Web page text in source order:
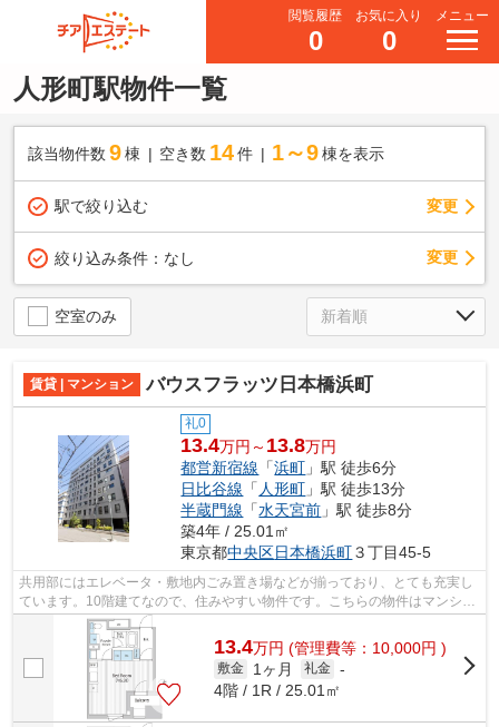
閲覧履歴
0
お気に入り
0
メニュー
人形町駅物件一覧
該当物件数 9棟 空き数 14 件 1～9 棟を表示
駅で絞り込む 変更
絞り込み条件： なし 変更
空室のみ
賃貸 | マンション バウスフラッツ日本橋浜町
礼0
13.4万円～ 13.8万円
都営新宿線 「浜町 」駅 徒歩6分
日比谷線 「 人形町 」駅 徒歩13分
半蔵門線 「水天宮前 」駅 徒歩8分
築4年 / 25.01㎡
東京都中央区日本橋浜町３丁目45-5
共用部にはエレベータ・敷地内ごみ置き場などが揃っており、とても充実し
ています。10階建てなので、住みやすい物件です。こちらの物件はマンショ
ンです。根強いニーズを誇る駅近の物...
13.4万円 (管理費等：10,000円 )
敷金 1ヶ月 礼金 -
4階 / 1R / 25.01㎡